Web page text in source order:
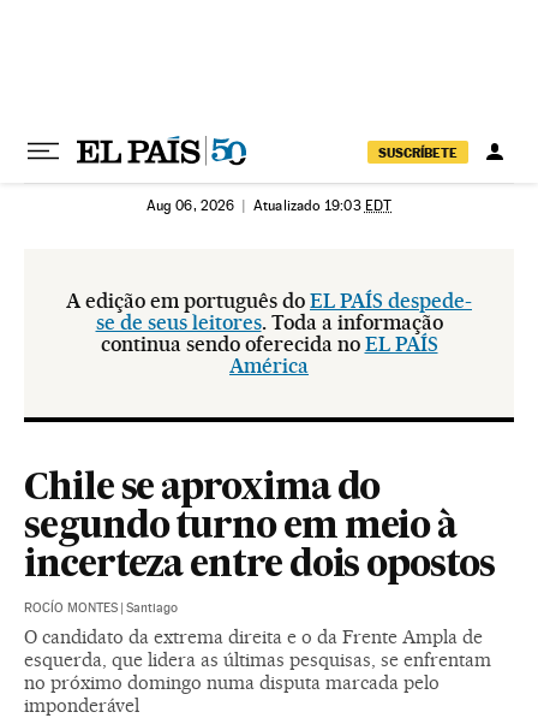
SUSCRÍBETE
Aug 06, 2026 Atualizado 19:03 EDT
A edição em português do EL PAÍS despede-
se de seus leitores. Toda a informação
continua sendo oferecida no EL PAÍS
América
Chile se aproxima do
segundo turno em meio à
incerteza entre dois opostos
ROCÍO MONTES | Santiago
O candidato da extrema direita e o da Frente Ampla de
esquerda, que lidera as últimas pesquisas, se enfrentam
no próximo domingo numa disputa marcada pelo
imponderável